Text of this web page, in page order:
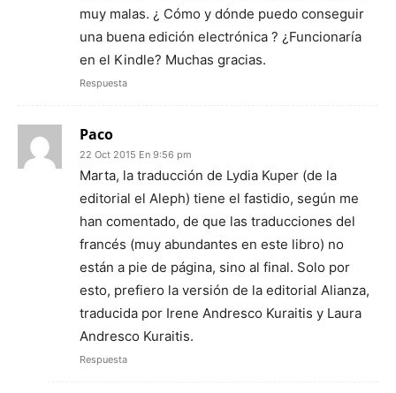
muy malas. ¿ Cómo y dónde puedo conseguir
una buena edición electrónica ? ¿Funcionaría
en el Kindle? Muchas gracias.
Respuesta
Paco
22 Oct 2015 En 9:56 pm
Marta, la traducción de Lydia Kuper (de la
editorial el Aleph) tiene el fastidio, según me
han comentado, de que las traducciones del
francés (muy abundantes en este libro) no
están a pie de página, sino al final. Solo por
esto, prefiero la versión de la editorial Alianza,
traducida por Irene Andresco Kuraitis y Laura
Andresco Kuraitis.
Respuesta